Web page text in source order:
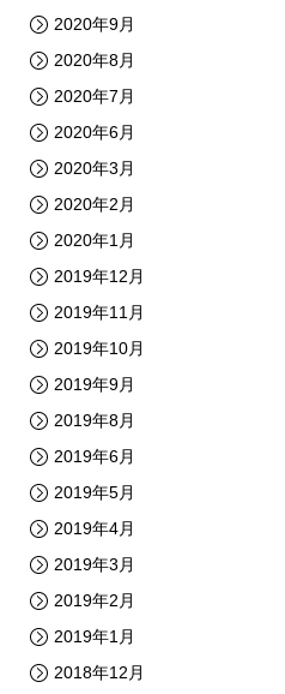
2020年9月
2020年8月
2020年7月
2020年6月
2020年3月
2020年2月
2020年1月
2019年12月
2019年11月
2019年10月
2019年9月
2019年8月
2019年6月
2019年5月
2019年4月
2019年3月
2019年2月
2019年1月
2018年12月